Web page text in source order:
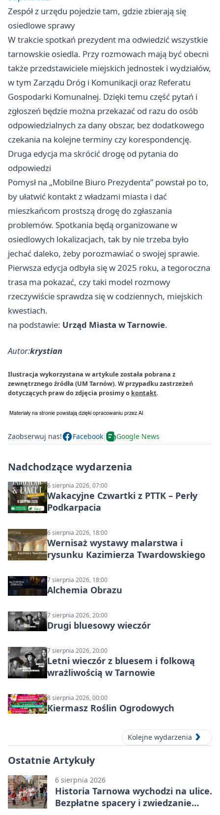
Zespół z urzędu pojedzie tam, gdzie zbierają się
osiedlowe sprawy
W trakcie spotkań prezydent ma odwiedzić wszystkie
tarnowskie osiedla. Przy rozmowach mają być obecni
także przedstawiciele miejskich jednostek i wydziałów,
w tym Zarządu Dróg i Komunikacji oraz Referatu
Gospodarki Komunalnej. Dzięki temu część pytań i
zgłoszeń będzie można przekazać od razu do osób
odpowiedzialnych za dany obszar, bez dodatkowego
czekania na kolejne terminy czy korespondencję.
Druga edycja ma skrócić drogę od pytania do
odpowiedzi
Pomysł na „Mobilne Biuro Prezydenta” powstał po to,
by ułatwić kontakt z władzami miasta i dać
mieszkańcom prostszą drogę do zgłaszania
problemów. Spotkania będą organizowane w
osiedlowych lokalizacjach, tak by nie trzeba było
jechać daleko, żeby porozmawiać o swojej sprawie.
Pierwsza edycja odbyła się w 2025 roku, a tegoroczna
trasa ma pokazać, czy taki model rozmowy
rzeczywiście sprawdza się w codziennych, miejskich
kwestiach.
na podstawie: Urząd Miasta w Tarnowie.
Autor:krystian
Ilustracja wykorzystana w artykule została pobrana z
zewnętrznego źródła (UM Tarnów). W przypadku zastrzeżeń
dotyczących praw do zdjęcia prosimy o kontakt.
Zaobserwuj nas! Facebook Google News
Nadchodzące wydarzenia
6 sierpnia 2026, 07:00
Wakacyjne Czwartki z PTTK – Perły
Podkarpacia
6 sierpnia 2026, 18:00
Wernisaż wystawy malarstwa i
rysunku Kazimierza Twardowskiego
7 sierpnia 2026, 18:00
Alchemia Obrazu
7 sierpnia 2026, 20:00
Drugi bluesowy wieczór
7 sierpnia 2026, 20:00
Letni wieczór z bluesem i folkową
wrażliwością w Tarnowie
8 sierpnia 2026, 00:00
Kiermasz Roślin Ogrodowych
Kolejne wydarzenia
Ostatnie Artykuły
6 sierpnia 2026
Historia Tarnowa wychodzi na ulice.
Bezpłatne spacery i zwiedzanie